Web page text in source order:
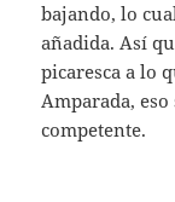
bajando, lo
añadida. Así
picaresca a lo
Amparada,
competente.